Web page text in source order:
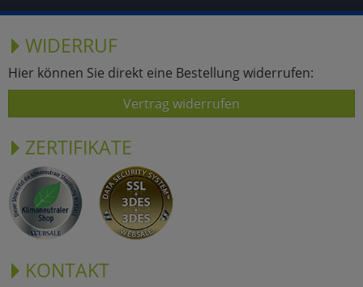
WIDERRUF
Hier können Sie direkt eine Bestellung widerrufen:
Vertrag widerrufen
ZERTIFIKATE
KONTAKT